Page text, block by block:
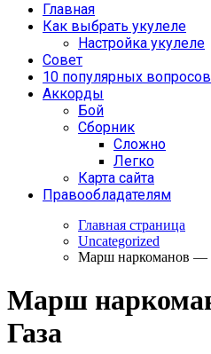
Главная
Как выбрать укулеле
Настройка укулеле
Совет
10 популярных вопросов
Аккорды
Бой
Сборник
Сложно
Легко
Карта сайта
Правообладателям
Главная страница
Uncategorized
Марш наркоманов —
Марш
Газа